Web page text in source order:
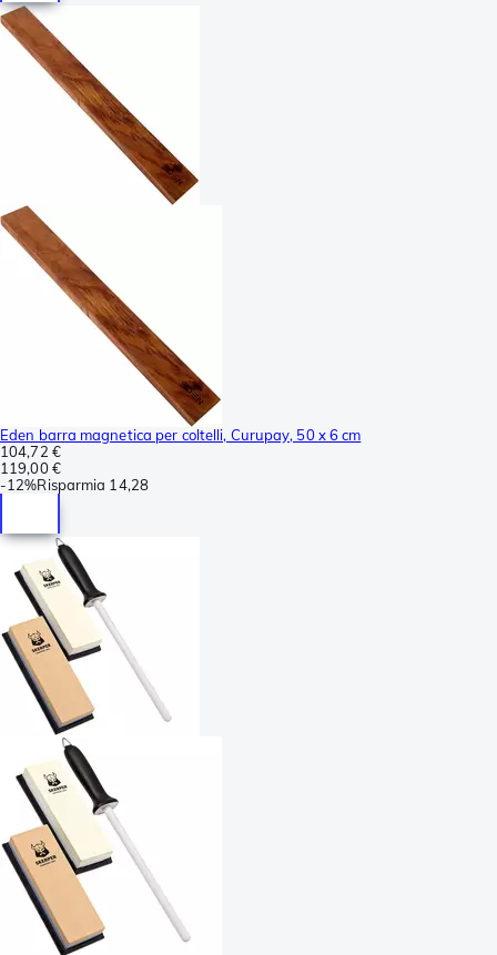
Eden barra magnetica per coltelli, Curupay, 50 x 6 cm
104,72 €
119,00 €
-12%Risparmia 14,28